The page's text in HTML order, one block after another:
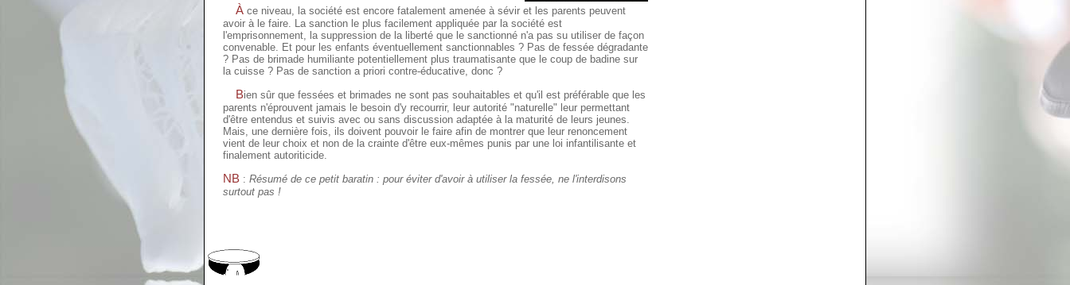
À ce niveau, la société est encore fatalement amenée à sévir et les parents peuvent
avoir à le faire. La sanction le plus facilement appliquée par la société est
l'emprisonnement, la suppression de la liberté que le sanctionné n'a pas su utiliser de façon
convenable. Et pour les enfants éventuellement sanctionnables ? Pas de fessée dégradante
? Pas de brimade humiliante potentiellement plus traumatisante que le coup de badine sur
la cuisse ? Pas de sanction a priori contre-éducative, donc ?
Bien sûr que fessées et brimades ne sont pas souhaitables et qu'il est préférable que les
parents n'éprouvent jamais le besoin d'y recourrir, leur autorité "naturelle" leur permettant
d'être entendus et suivis avec ou sans discussion adaptée à la maturité de leurs jeunes.
Mais, une dernière fois, ils doivent pouvoir le faire afin de montrer que leur renoncement
vient de leur choix et non de la crainte d'être eux-mêmes punis par une loi infantilisante et
finalement autoriticide.
NB : Résumé de ce petit baratin : pour éviter d'avoir à utiliser la fessée, ne l'interdisons
surtout pas !